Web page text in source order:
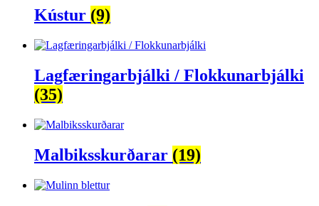
Kústur (9)
Lagfæringarbjálki / Flokkunarbjálki
(35)
Malbiksskurðarar (19)